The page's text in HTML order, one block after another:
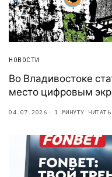
НОВОСТИ
Во Владивостоке
место цифровым
04.07.2026 1 МИНУТУ ЧИТАТЬ